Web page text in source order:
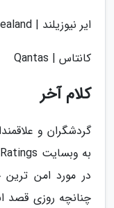
ایر نیوزیلند | Air New Zealand
کانتاس | Qantas
کلام آخر
گردشگران و
در مورد امن
چنانچه روزی قصد